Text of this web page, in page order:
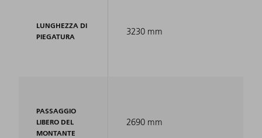
LUNGHEZZA DI
PIEGATURA
PASSAGGIO
LIBERO DEL
MONTANTE
3230 mm
2690 mm